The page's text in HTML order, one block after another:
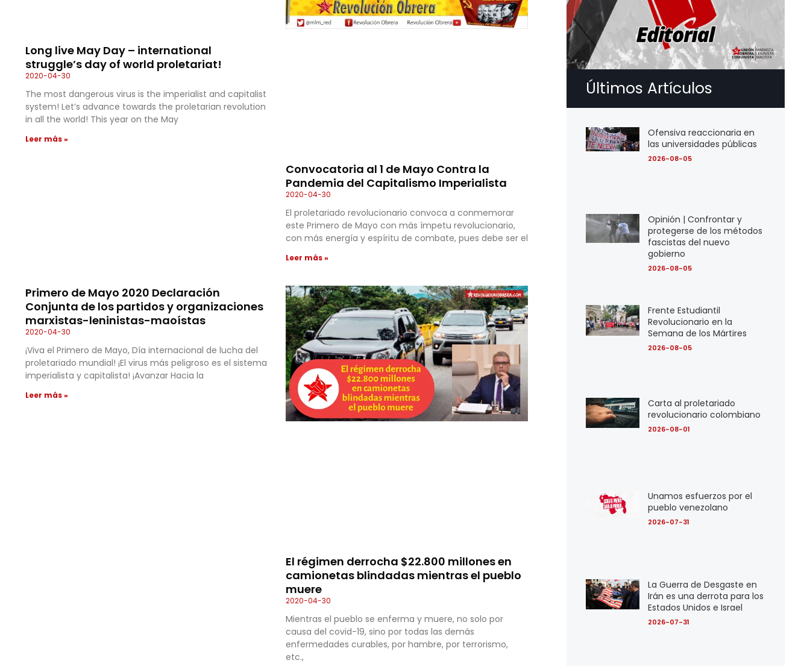
Long live May Day – international
struggle’s day of world proletariat!
2020-04-30
The most dangerous virus is the imperialist and capitalist
system! Let’s advance towards the proletarian revolution
in all the world! This year on the May
Leer más »
Convocatoria al 1 de Mayo Contra la
Pandemia del Capitalismo Imperialista
2020-04-30
El proletariado revolucionario convoca a conmemorar
este Primero de Mayo con más ímpetu revolucionario,
con más energía y espíritu de combate, pues debe ser el
Leer más »
Primero de Mayo 2020 Declaración
Conjunta de los partidos y organizaciones
marxistas-leninistas-maoístas
2020-04-30
¡Viva el Primero de Mayo, Día internacional de lucha del
proletariado mundial! ¡El virus más peligroso es el sistema
imperialista y capitalista! ¡Avanzar Hacia la
Leer más »
El régimen derrocha $22.800 millones en
camionetas blindadas mientras el pueblo
muere
2020-04-30
Mientras el pueblo se enferma y muere, no solo por
causa del covid-19, sino por todas las demás
enfermedades curables, por hambre, por terrorismo,
etc.,
Últimos Artículos
Ofensiva reaccionaria en
las universidades públicas
2026-08-05
Opinión | Confrontar y
protegerse de los métodos
fascistas del nuevo
gobierno
2026-08-05
Frente Estudiantil
Revolucionario en la
Semana de los Mártires
2026-08-05
Carta al proletariado
revolucionario colombiano
2026-08-01
Unamos esfuerzos por el
pueblo venezolano
2026-07-31
La Guerra de Desgaste en
Irán es una derrota para los
Estados Unidos e Israel
2026-07-31